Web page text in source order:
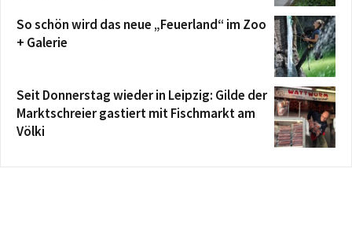
So schön wird das neue „Feuerland“ im Zoo
+ Galerie
Seit Donnerstag wieder in Leipzig: Gilde der
Marktschreier gastiert mit Fischmarkt am
Völki